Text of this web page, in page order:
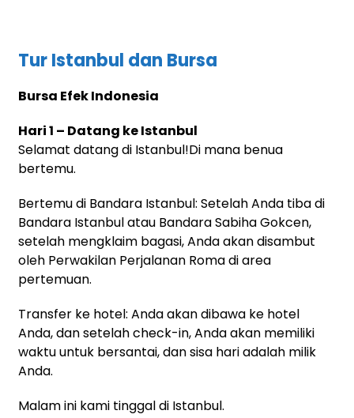
Tur Istanbul dan Bursa
Bursa Efek Indonesia
Hari 1 – Datang ke Istanbul
Selamat datang di Istanbul!Di mana benua
bertemu.
Bertemu di Bandara Istanbul: Setelah Anda tiba di
Bandara Istanbul atau Bandara Sabiha Gokcen,
setelah mengklaim bagasi, Anda akan disambut
oleh Perwakilan Perjalanan Roma di area
pertemuan.
Transfer ke hotel: Anda akan dibawa ke hotel
Anda, dan setelah check-in, Anda akan memiliki
waktu untuk bersantai, dan sisa hari adalah milik
Anda.
Malam ini kami tinggal di Istanbul.